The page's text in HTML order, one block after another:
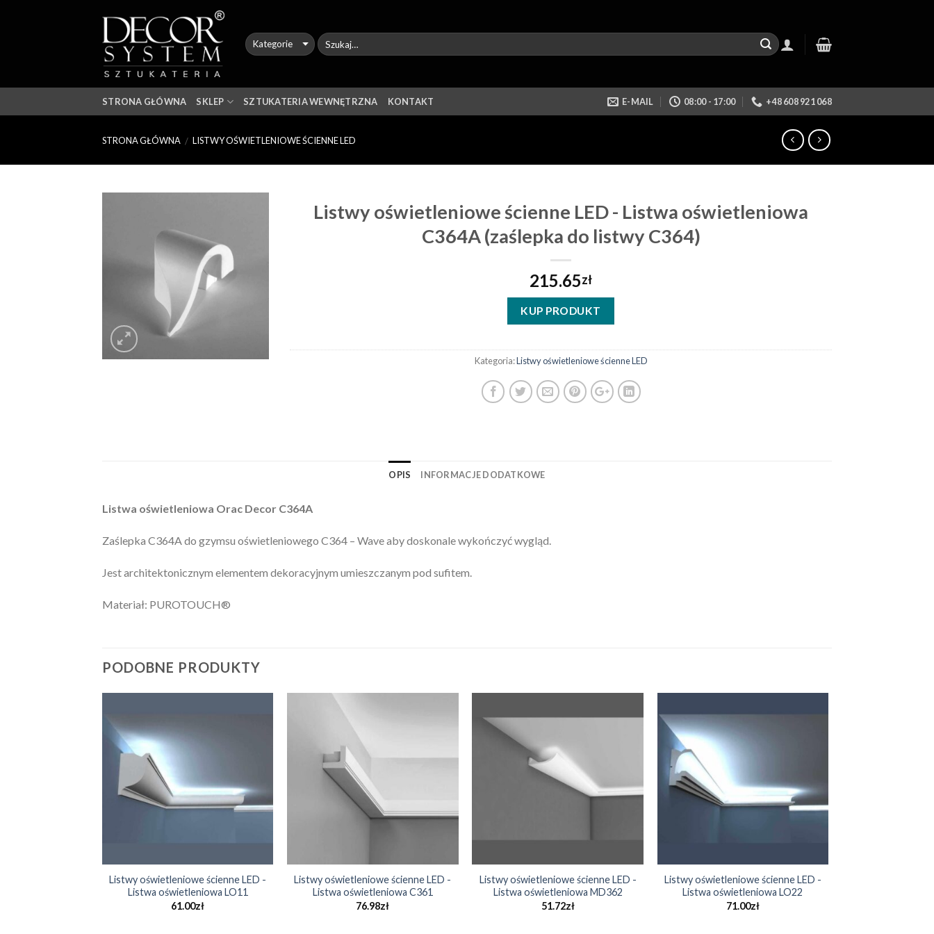
STRONA GŁÓWNA SKLEP SZTUKATERIA WEWNĘTRZNA KONTAKT E-MAIL 08:00 - 17:00 +48 608 921 068
STRONA GŁÓWNA / LISTWY OŚWIETLENIOWE ŚCIENNE LED
Listwy oświetleniowe ścienne LED - Listwa oświetleniowa
C364A (zaślepka do listwy C364)
215.65zł
KUP PRODUKT
Kategoria:Listwy oświetleniowe ścienne LED
OPIS INFORMACJE DODATKOWE
Listwa oświetleniowa Orac Decor C364A
Zaślepka C364A do gzymsu oświetleniowego C364 – Wave aby doskonale wykończyć wygląd.
Jest architektonicznym elementem dekoracyjnym umieszczanym pod sufitem.
Materiał: PUROTOUCH®
PODOBNE PRODUKTY
Listwy oświetleniowe ścienne LED -
Listwa oświetleniowa LO11
61.00zł
Listwy oświetleniowe ścienne LED -
Listwa oświetleniowa C361
76.98zł
Listwy oświetleniowe ścienne LED -
Listwa oświetleniowa MD362
51.72zł
Listwy oświetleniowe ścienne LED -
Listwa oświetleniowa LO22
71.00zł